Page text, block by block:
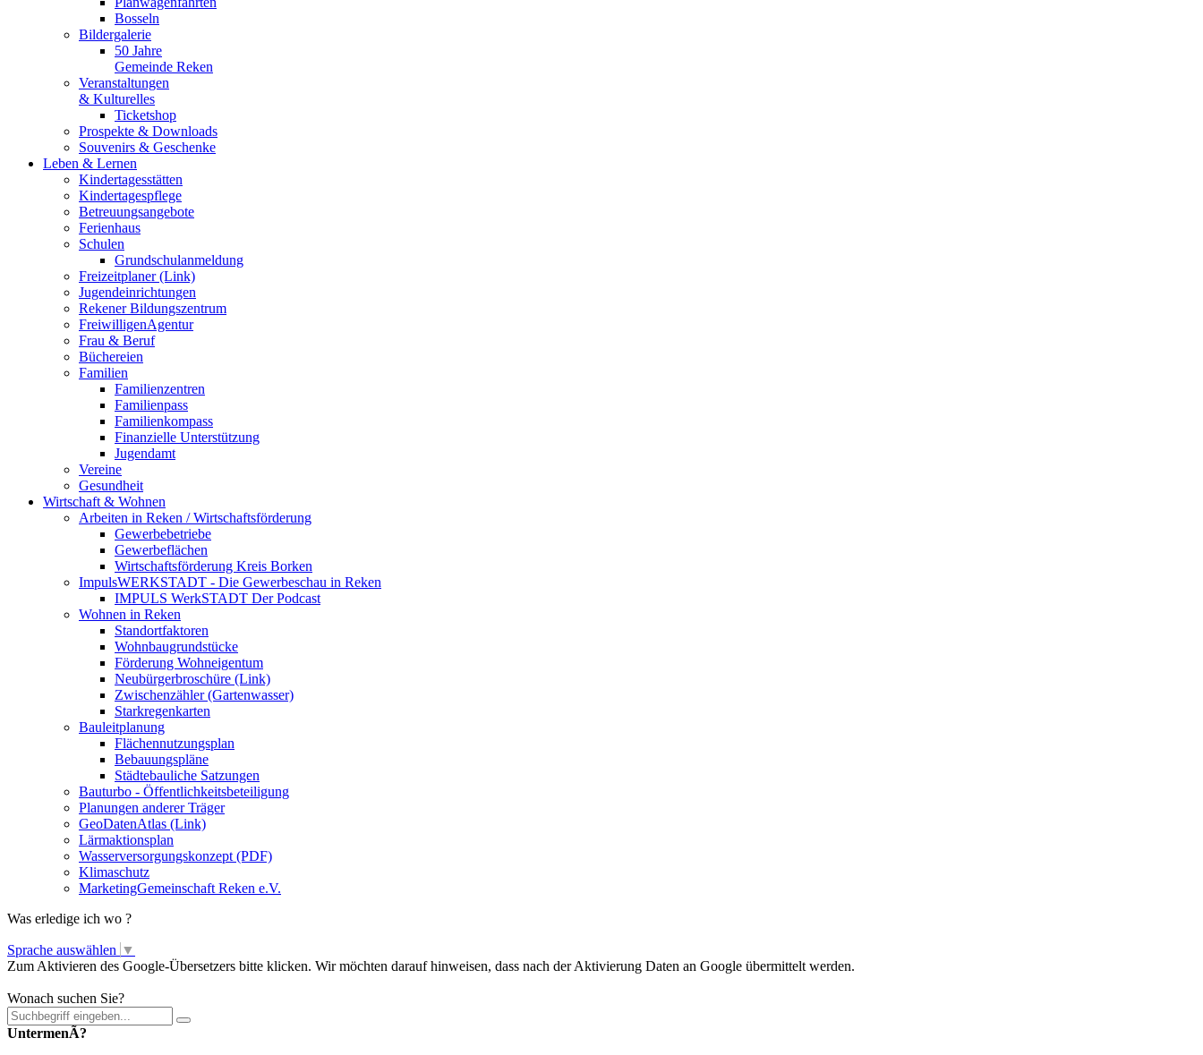
Bosseln
Bildergalerie
50 Jahre
Gemeinde Reken
Veranstaltungen
& Kulturelles
Ticketshop
Prospekte & Downloads
Souvenirs & Geschenke
Leben & Lernen
Kindertagesstätten
Kindertagespflege
Betreuungsangebote
Ferienhaus
Schulen
Grundschulanmeldung
Freizeitplaner (Link)
Jugendeinrichtungen
Rekener Bildungszentrum
FreiwilligenAgentur
Frau & Beruf
Büchereien
Familien
Familienzentren
Familienpass
Familienkompass
Finanzielle Unterstützung
Jugendamt
Vereine
Gesundheit
Wirtschaft & Wohnen
Arbeiten in Reken / Wirtschaftsförderung
Gewerbebetriebe
Gewerbeflächen
Wirtschaftsförderung Kreis Borken
ImpulsWERKSTADT - Die Gewerbeschau in Reken
IMPULS WerkSTADT Der Podcast
Wohnen in Reken
Standortfaktoren
Wohnbaugrundstücke
Förderung Wohneigentum
Neubürgerbroschüre (Link)
Zwischenzähler (Gartenwasser)
Starkregenkarten
Bauleitplanung
Flächennutzungsplan
Bebauungspläne
Städtebauliche Satzungen
Bauturbo - Öffentlichkeitsbeteiligung
Planungen anderer Träger
GeoDatenAtlas (Link)
Lärmaktionsplan
Wasserversorgungskonzept (PDF)
Klimaschutz
MarketingGemeinschaft Reken e.V.
Was erledige ich wo ?
Sprache auswählen ▼
Zum Aktivieren des Google-Übersetzers bitte klicken. Wir möchten darauf hinweisen, dass nach der Aktivierung Daten an Google übermittelt werden.
Wonach suchen Sie?
UntermenÃ?